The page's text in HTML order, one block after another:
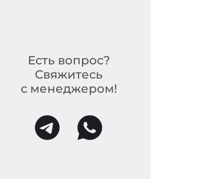
Есть вопрос?
Свяжитесь
с менеджером!